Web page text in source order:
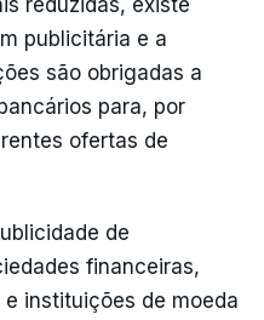
publicitária e a
são obrigadas a
para, por
ofertas de
de
financeiras,
instituições de moeda